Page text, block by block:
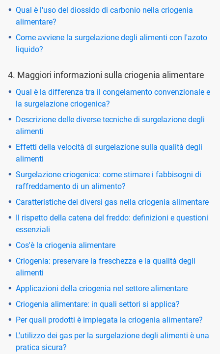
Qual è l'uso del diossido di carbonio nella criogenia
alimentare?
Come avviene la surgelazione degli alimenti con l'azoto
liquido?
4. Maggiori informazioni sulla criogenia alimentare
Qual è la differenza tra il congelamento convenzionale e
la surgelazione criogenica?
Descrizione delle diverse tecniche di surgelazione degli
alimenti
Effetti della velocità di surgelazione sulla qualità degli
alimenti
Surgelazione criogenica: come stimare i fabbisogni di
raffreddamento di un alimento?
Caratteristiche dei diversi gas nella criogenia alimentare
Il rispetto della catena del freddo: definizioni e questioni
essenziali
Cos'è la criogenia alimentare
Criogenia: preservare la freschezza e la qualità degli
alimenti
Applicazioni della criogenia nel settore alimentare
Criogenia alimentare: in quali settori si applica?
Per quali prodotti è impiegata la criogenia alimentare?
L'utilizzo dei gas per la surgelazione degli alimenti è una
pratica sicura?